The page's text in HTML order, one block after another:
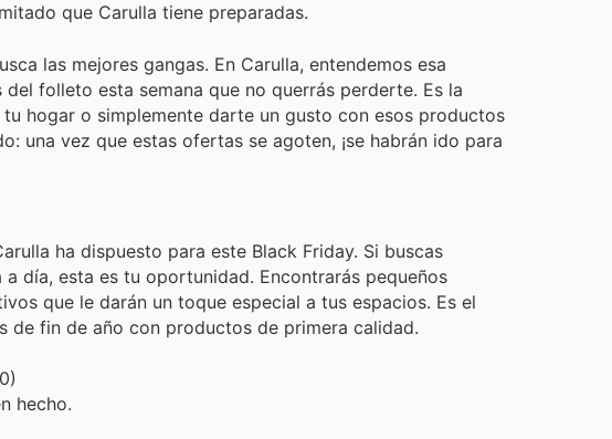
que Carulla tiene preparadas.
las mejores gangas. En Carulla, entendemos esa
folleto esta semana que no querrás perderte. Es la
hogar o simplemente darte un gusto con esos productos
una vez que estas ofertas se agoten, ¡se habrán ido para
ha dispuesto para este Black Friday. Si buscas
día, esta es tu oportunidad. Encontrarás pequeños
que le darán un toque especial a tus espacios. Es el
de fin de año con productos de primera calidad.
hecho.